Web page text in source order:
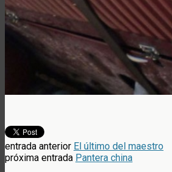
entrada anterior El último del maestro
próxima entrada Pantera china